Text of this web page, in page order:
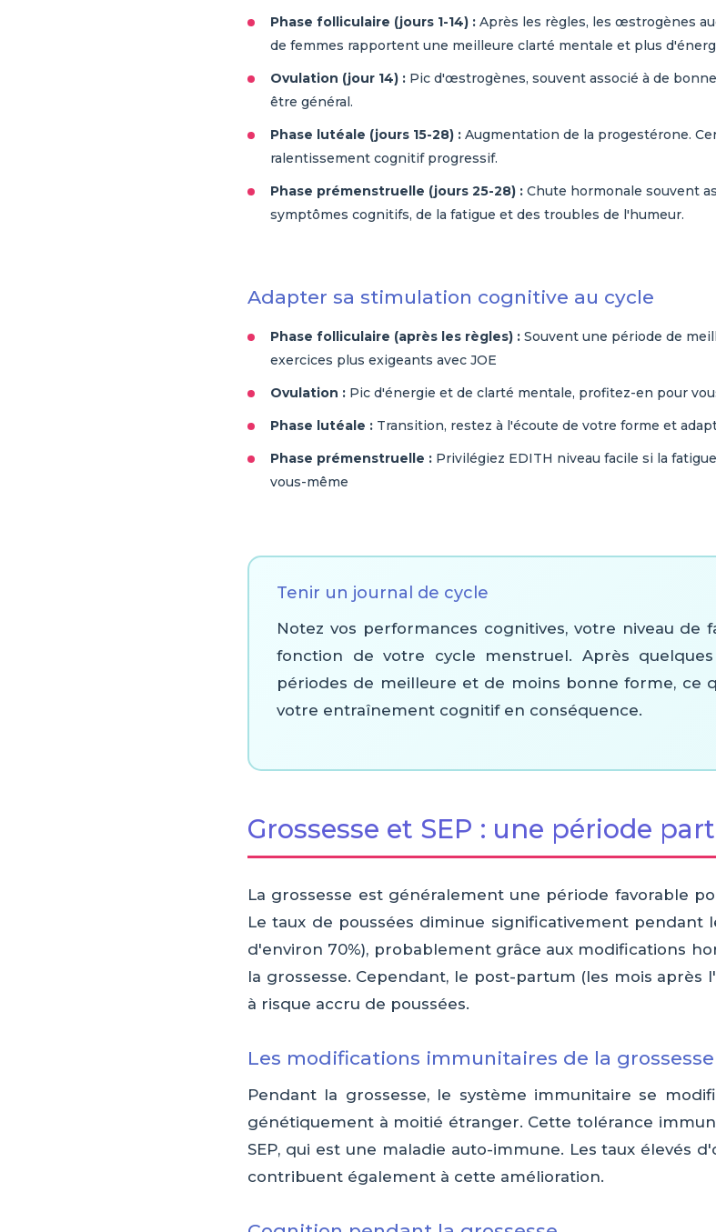
Phase folliculaire (jours 1-14) : Après les règles, les œstrogènes
de femmes rapportent une meilleure clarté mentale et plus
Ovulation (jour 14) : Pic d'œstrogènes, souvent associé à de
être général.
Phase lutéale (jours 15-28) : Augmentation de la progestérone.
ralentissement cognitif progressif.
Phase prémenstruelle (jours 25-28) : Chute hormonale souvent
symptômes cognitifs, de la fatigue et des troubles de l'humeur.
Adapter sa stimulation cognitive au cycle
Phase folliculaire (après les règles) : Souvent une période de
exercices plus exigeants avec JOE
Ovulation : Pic d'énergie et de clarté mentale, profitez-en pour
Phase lutéale : Transition, restez à l'écoute de votre forme et
Phase prémenstruelle : Privilégiez EDITH niveau facile si la
vous-même
Tenir un journal de cycle
Notez vos performances cognitives, votre niveau de
fonction de votre cycle menstruel. Après
périodes de meilleure et de moins bonne forme, ce
votre entraînement cognitif en conséquence.
Grossesse et SEP : une période
La grossesse est généralement une période favorable
Le taux de poussées diminue significativement
d'environ 70%), probablement grâce aux modifications
la grossesse. Cependant, le post-partum (les mois après
à risque accru de poussées.
Les modifications immunitaires de la grossesse
Pendant la grossesse, le système immunitaire se
génétiquement à moitié étranger. Cette tolérance
SEP, qui est une maladie auto-immune. Les taux élevés
contribuent également à cette amélioration.